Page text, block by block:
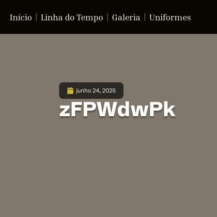
Início Linha do Tempo Galeria Uniformes
junho 24, 2025
zFPWdwPk